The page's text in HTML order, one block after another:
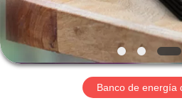
CONTROL
DE
CALIDAD
Banco de energía